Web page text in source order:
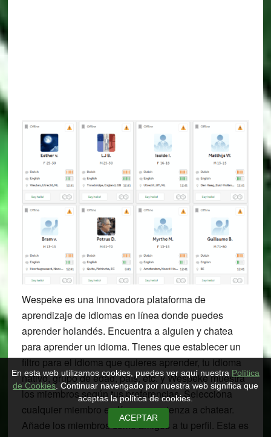
Wespeke es una innovadora plataforma de
aprendizaje de idiomas en línea donde puedes
aprender holandés. Encuentra a alguien y chatea
para aprender un idioma. Tienes que establecer un
filtro para el idioma que quieres aprender, tu idioma
nativo, grupo de edad, país, etc. y Wespeke muestra
los miembros según tus preferencias. Selecciona
cualquier miembro en línea y comienza a chatear.
Añade los miembros como amigos a tu perfil. Esta es
En esta web utilizamos cookies, puedes ver aquí nuestra Política
de Cookies. Continuar navengado por nuestra web significa que
aceptas la política de cookies.
ACEPTAR